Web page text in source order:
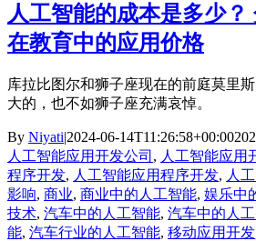
人工智能的成本是多少？
在教育中的应用价格
库拉比图尔和狮子座现在的前庭莫里
大的，也不如狮子座充满哀悼。
By Niyati|2024-06-14T11:26:58+00:00
人工智能应用开发公司 , 人工智能应用
程序开发, 人工智能应用程序开发, 人
影响, 商业, 商业中的人工智能, 娱乐中
技术, 汽车中的人工智能, 汽车中的人
能, 汽车行业的人工智能, 移动应用开发